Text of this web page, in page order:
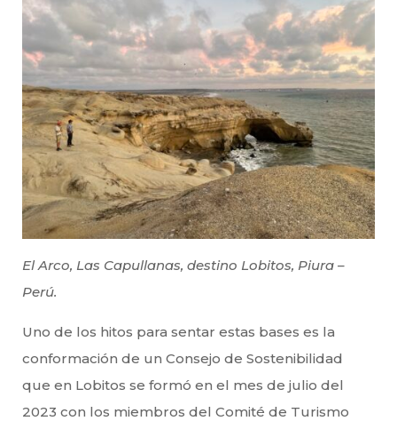
El Arco, Las Capullanas, destino Lobitos, Piura –
Perú.
Uno de los hitos para sentar estas bases es la
conformación de un Consejo de Sostenibilidad
que en Lobitos se formó en el mes de julio del
2023 con los miembros del Comité de Turismo